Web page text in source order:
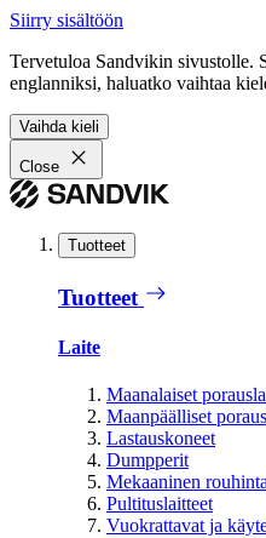
Siirry sisältöön
Tervetuloa Sandvikin sivustolle.
englanniksi, haluatko vaihtaa
Vaihda kieli
Close
Tuotteet
Tuotteet
Laite
Maanalaiset
Maanpäälliset
Lastauskoneet
Dumpperit
Mekaaninen rouhinta
Pultituslaitteet
Vuokrattavat ja